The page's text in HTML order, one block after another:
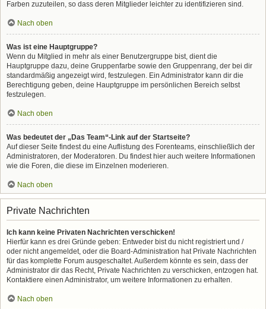
Farben zuzuteilen, so dass deren Mitglieder leichter zu identifizieren sind.
Nach oben
Was ist eine Hauptgruppe?
Wenn du Mitglied in mehr als einer Benutzergruppe bist, dient die
Hauptgruppe dazu, deine Gruppenfarbe sowie den Gruppenrang, der bei dir
standardmäßig angezeigt wird, festzulegen. Ein Administrator kann dir die
Berechtigung geben, deine Hauptgruppe im persönlichen Bereich selbst
festzulegen.
Nach oben
Was bedeutet der „Das Team“-Link auf der Startseite?
Auf dieser Seite findest du eine Auflistung des Forenteams, einschließlich der
Administratoren, der Moderatoren. Du findest hier auch weitere Informationen
wie die Foren, die diese im Einzelnen moderieren.
Nach oben
Private Nachrichten
Ich kann keine Privaten Nachrichten verschicken!
Hierfür kann es drei Gründe geben: Entweder bist du nicht registriert und /
oder nicht angemeldet, oder die Board-Administration hat Private Nachrichten
für das komplette Forum ausgeschaltet. Außerdem könnte es sein, dass der
Administrator dir das Recht, Private Nachrichten zu verschicken, entzogen hat.
Kontaktiere einen Administrator, um weitere Informationen zu erhalten.
Nach oben